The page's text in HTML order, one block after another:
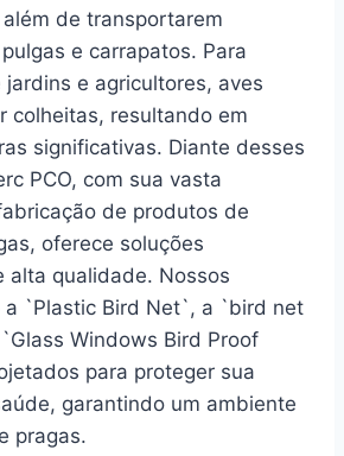
de transportarem
e carrapatos. Para
e agricultores, aves
colheitas, resultando em
significativas. Diante desses
PCO, com sua vasta
de produtos de
oferece soluções
alta qualidade. Nossos
a `Plastic Bird Net`, a `bird net
Windows Bird Proof
para proteger sua
garantindo um ambiente
pragas.